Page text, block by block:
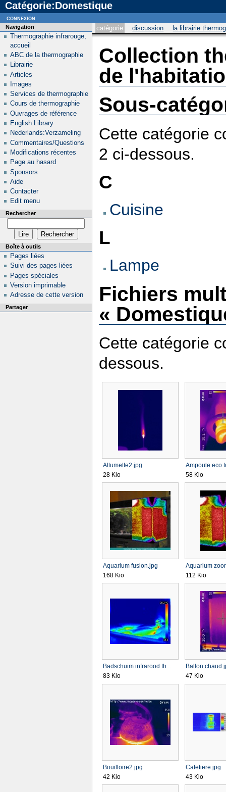
Catégorie:Domestique
catégorie discussion la librairie
Collection
de
Sous-
Cette catégorie
2 ci-dessous.
C
Cuisine
L
Lampe
Fichiers
«
Cette catégorie
dessous.
Allumette2.jpg
28 Kio
Ampoule eco
58 Kio
Aquarium fusion.jpg
168 Kio
Aquarium
112 Kio
Badschuim infrarood th...
83 Kio
Ballon
47 Kio
Bouilloire2.jpg
42 Kio
Cafetiere.jpg
43 Kio
Navigation
Thermographie infrarouge,
accueil
ABC de la thermographie
Librairie
Articles
Images
Services de thermographie
Cours de thermographie
Ouvrages de référence
English:Library
Nederlands:Verzameling
Commentaires/Questions
Modifications récentes
Page au hasard
Sponsors
Aide
Contacter
Edit menu
Rechercher
Boîte à outils
Pages liées
Suivi des pages liées
Pages spéciales
Version imprimable
Adresse de cette version
Partager
connexion